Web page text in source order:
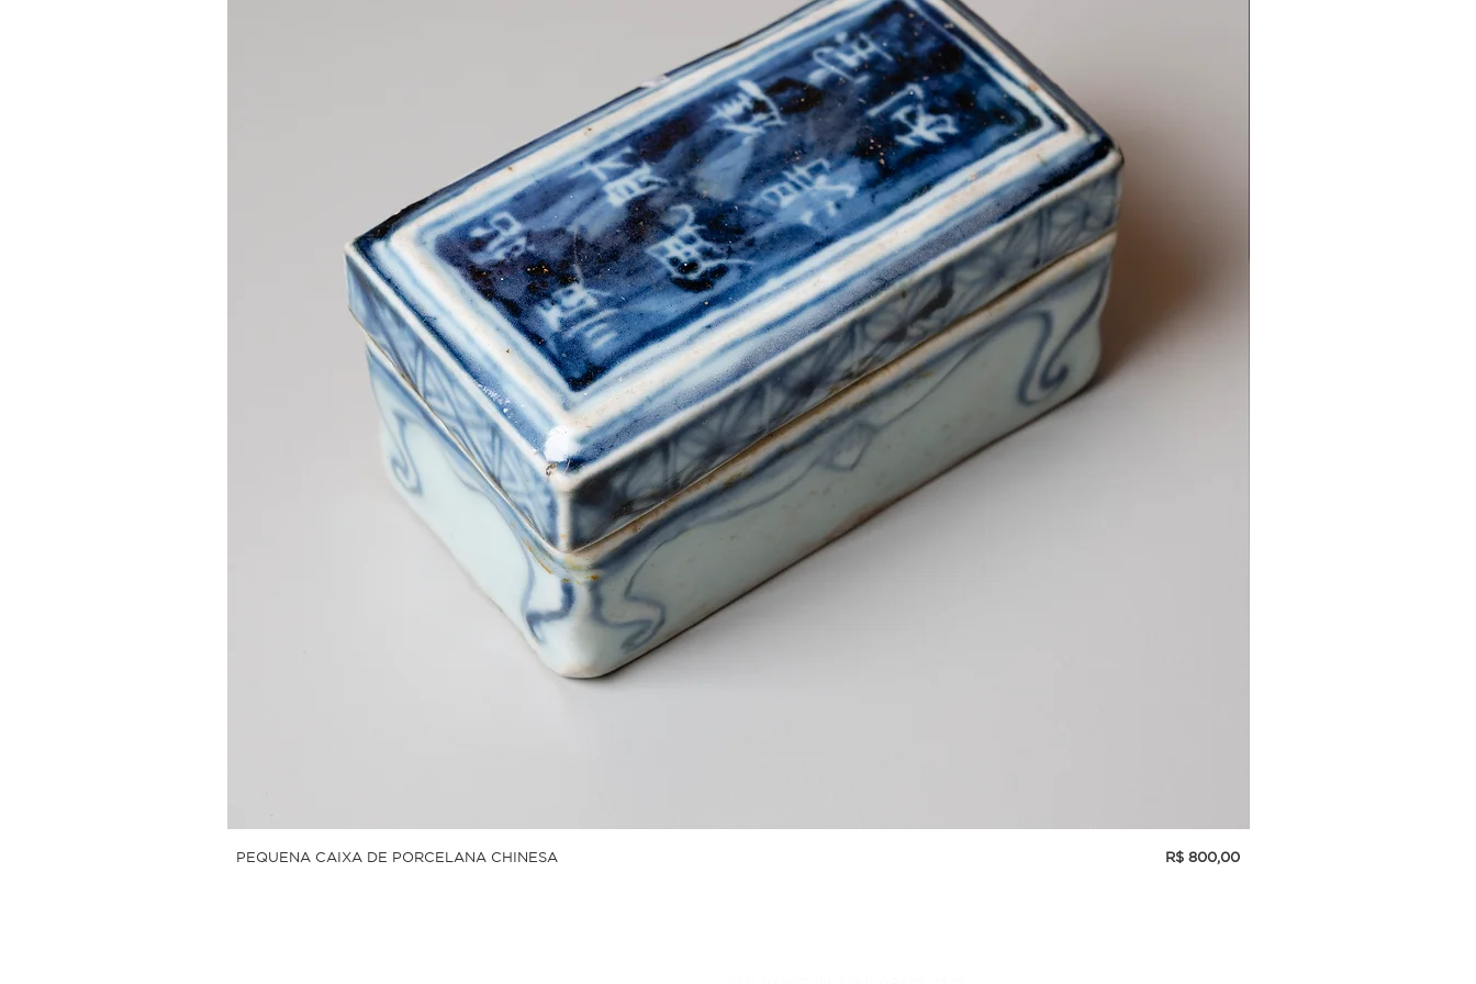
PEQUENA CAIXA DE PORCELANA CHINESA Preço
R$ 800,00